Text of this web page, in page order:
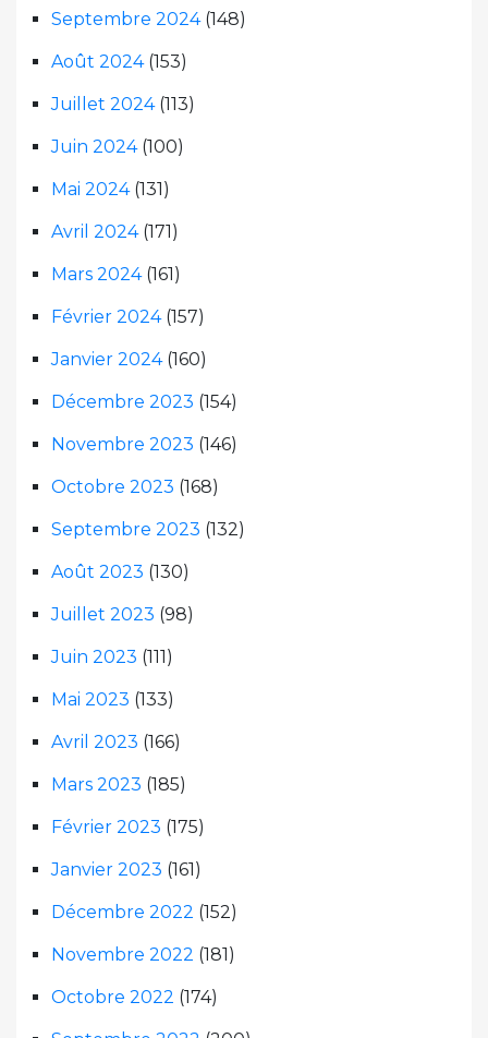
Septembre 2024(148)
Août 2024(153)
Juillet 2024(113)
Juin 2024(100)
Mai 2024(131)
Avril 2024(171)
Mars 2024(161)
Février 2024(157)
Janvier 2024(160)
Décembre 2023 (154)
Novembre 2023 (146)
Octobre 2023 (168)
Septembre 2023 (132)
Août 2023 (130)
Juillet 2023 (98)
Juin 2023 (111)
Mai 2023 (133)
Avril 2023 (166)
Mars 2023 (185)
Février 2023 (175)
Janvier 2023 (161)
Décembre 2022 (152)
Novembre 2022 (181)
Octobre 2022 (174)